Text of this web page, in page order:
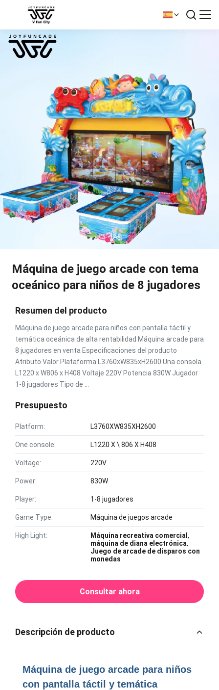
Máquina de juego arcade con tema
oceánico para niños de 8 jugadores
Resumen del producto
Máquina de juego arcade para niños con pantalla táctil y
temática oceánica de alta rentabilidad Máquina arcade para
8 jugadores en venta Especificaciones del producto
Atributo Valor Plataforma L3760xW835xH2600 Una consola
L1220 x W806 x H408 Voltaje 220V Potencia 830W Jugador
1-8 jugadores Tipo de ...
Presupuesto
Platform: L3760XW835XH2600
One console: L1220 X \ 806 X H408
Voltage: 220V
Power: 830W
Player: 1-8 jugadores
Game Type: Máquina de juegos arcade
High Light: Máquina recreativa comercial,
máquina de diana electrónica,
Juego de arcade de disparos con
monedas
Consultar ahora
Descripción de producto
Máquina de juego arcade para niños
con pantalla táctil y temática